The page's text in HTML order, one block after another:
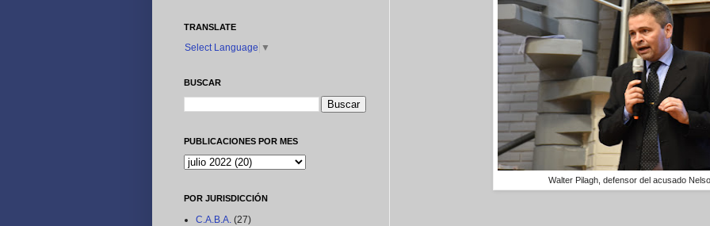
Walter Pilagh, defensor del acusado
TRANSLATE
Select Language ▼
BUSCAR
PUBLICACIONES POR MES
POR JURISDICCIÓN
C.A.B.A. (27)